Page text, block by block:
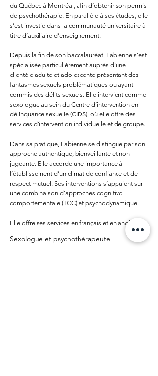
du Québec à Montréal, afin d’obtenir son permis
de psychothérapie. En parallèle à ses études, elle
s’est investie dans la communauté universitaire à
titre d’auxiliaire d’enseignement.
Depuis la fin de son baccalauréat, Fabienne s’est
spécialisée particulièrement auprès d’une
clientèle adulte et adolescente présentant des
fantasmes sexuels problématiques ou ayant
commis des délits sexuels. Elle intervient comme
sexologue au sein du Centre d’intervention en
délinquance sexuelle (CIDS), où elle offre des
services d’intervention individuelle et de groupe.
Dans sa pratique, Fabienne se distingue par son
approche authentique, bienveillante et non
jugeante. Elle accorde une importance à
l’établissement d’un climat de confiance et de
respect mutuel. Ses interventions s’appuient sur
une combinaison d’approches cognitivo-
comportementale (TCC) et psychodynamique.
Elle offre ses services en français et en anglais.
Sexologue et psychothérapeute